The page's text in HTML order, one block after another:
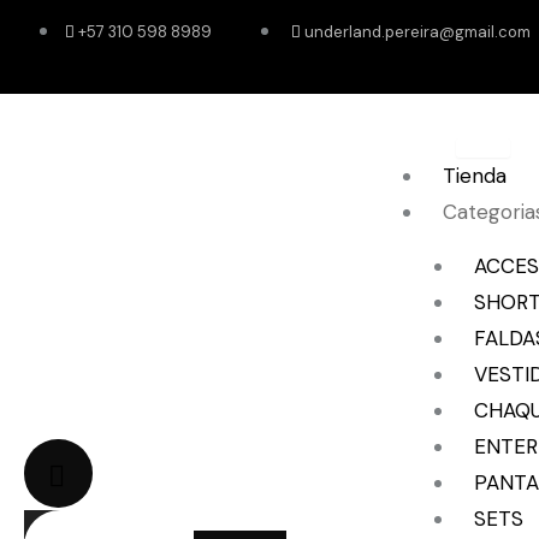
contenido
+57 310 598 8989 underland.pereira@gmail.com
Tienda
SETS